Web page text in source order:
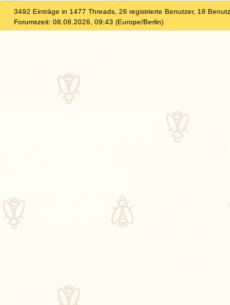
3492 Einträge in 1477 Threads, 26 registrierte Benutzer, 18
Forumszeit: 08.08.2026, 09:43 (Europe/Berlin)